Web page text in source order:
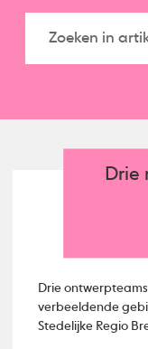
Drie
Drie
verbeeldende
Stedelijke Regio